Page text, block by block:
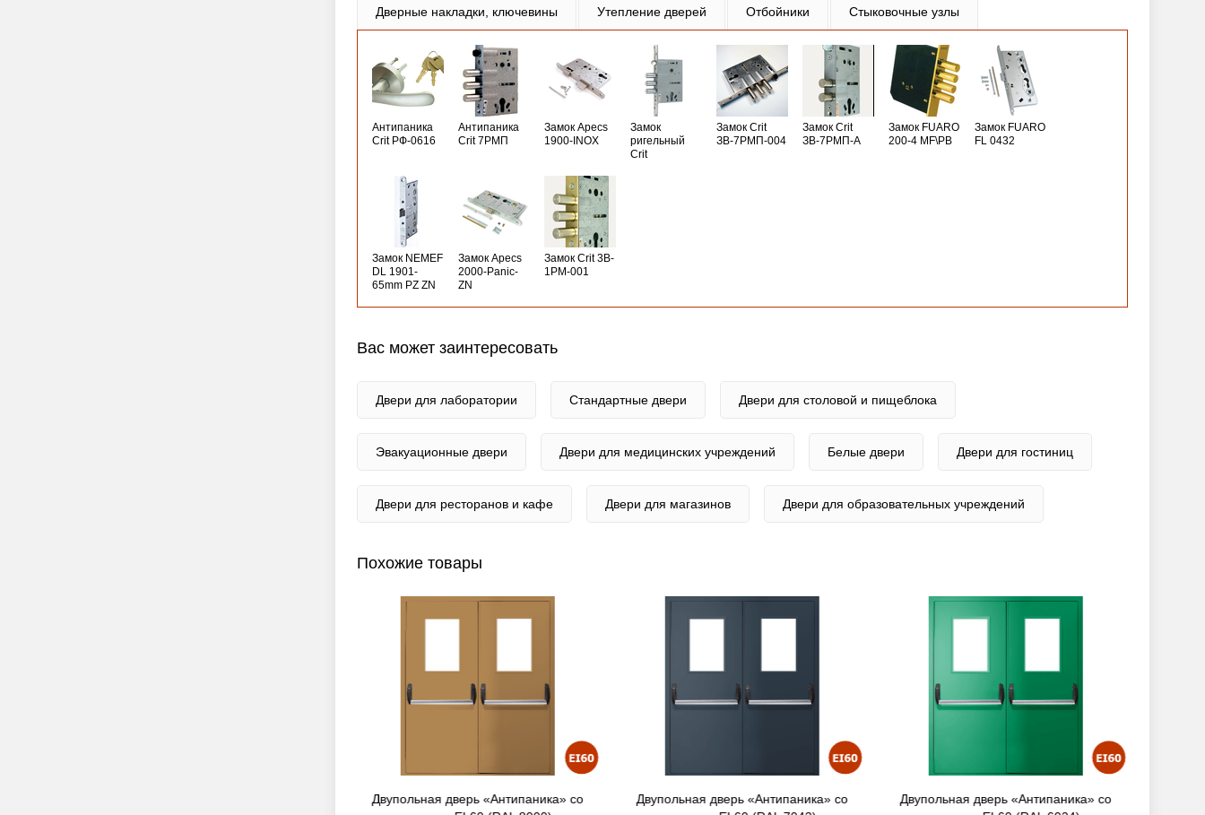
Дверные накладки, ключевины Утепление дверей Отбойники Стыковочные узлы
Антипаника
Crit РФ-0616
Антипаника
Crit 7РМП
Замок Apecs
1900-INOX
Замок
ригельный
Crit
Замок Crit
ЗВ-7РМП-004
Замок Crit
ЗВ-7РМП-А
Замок FUARO
200-4 MF\РВ
Замок FUARO
FL 0432
Замок NEMEF
DL 1901-
65mm PZ ZN
Замок Apecs
2000-Panic-
ZN
Замок Crit 3B-
1PM-001
Вас может заинтересовать
Двери для лаборатории Стандартные двери Двери для столовой и пищеблока
Эвакуационные двери Двери для медицинских учреждений Белые двери Двери для гостиниц
Двери для ресторанов и кафе Двери для магазинов Двери для образовательных учреждений
Похожие товары
Двупольная дверь «Антипаника» со
Двупольная дверь «Антипаника» со
Двупольная дверь «Антипаника» со